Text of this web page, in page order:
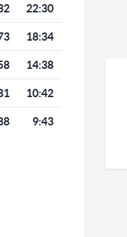
22:30
18:34
14:38
10:42
9:43